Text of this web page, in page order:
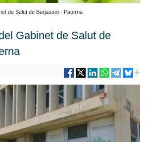
de Salut de Burjassot - Paterna
Gabinet de Salut de